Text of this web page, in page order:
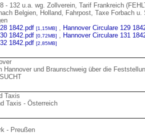
- 132 u.a. wg. Zollverein, Tarif Frankreich
Belgien, Holland, Fahrpost, Taxe Forbach
1842.pdf [1,15MB] , Hannover Circulare 129
1842.pdf [0,72MB] , Hannover Circulare 131
1842.pdf [2,85MB]
Hannover und Braunschweig über die
Taxis
Taxis - Österreich
- Preußen